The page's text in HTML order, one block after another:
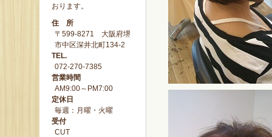
おります。
住 所
〒599-8271 大阪府堺
市中区深井北町134-2
TEL.
072-270-7385
営業時間
AM9:00～PM7:00
定休日
毎週：月曜・火曜
受付
CUT